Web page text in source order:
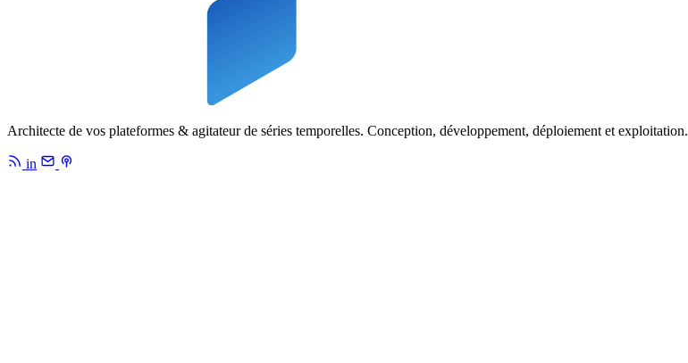
Architecte de vos plateformes & agitateur de séries temporelles. Conception, développement, déploiement et exploitation.
in